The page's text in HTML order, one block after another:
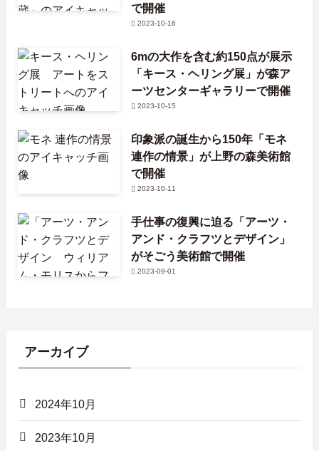
で開催
2023-10-16
6mの大作を含む約150点が展示
「キース・ヘリング展」が森ア
ーツセンターギャラリーで開催
2023-10-15
印象派の誕生から150年「モネ
連作の情景」が上野の森美術館
で開催
2023-10-11
手仕事の復興に迫る「アーツ・
アンド・クラフツとデザイン」
がそごう美術館で開催
2023-09-01
アーカイブ
2024年10月
2023年10月